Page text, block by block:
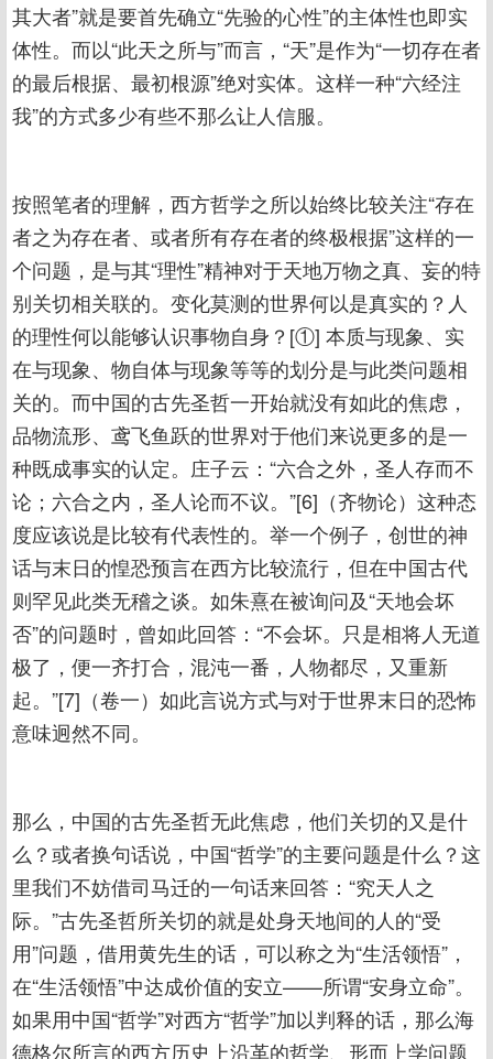
其大者”就是要首先确立“先验的心性”的主体性也即实
体性。而以“此天之所与”而言，“天”是作为“一切存在者
的最后根据、最初根源”绝对实体。这样一种“六经注
我”的方式多少有些不那么让人信服。
按照笔者的理解，西方哲学之所以始终比较关注“存在
者之为存在者、或者所有存在者的终极根据”这样的一
个问题，是与其“理性”精神对于天地万物之真、妄的特
别关切相关联的。变化莫测的世界何以是真实的？人
的理性何以能够认识事物自身？[①] 本质与现象、实
在与现象、物自体与现象等等的划分是与此类问题相
关的。而中国的古先圣哲一开始就没有如此的焦虑，
品物流形、鸢飞鱼跃的世界对于他们来说更多的是一
种既成事实的认定。庄子云：“六合之外，圣人存而不
论；六合之内，圣人论而不议。”[6]（齐物论）这种态
度应该说是比较有代表性的。举一个例子，创世的神
话与末日的惶恐预言在西方比较流行，但在中国古代
则罕见此类无稽之谈。如朱熹在被询问及“天地会坏
否”的问题时，曾如此回答：“不会坏。只是相将人无道
极了，便一齐打合，混沌一番，人物都尽，又重新
起。”[7]（卷一）如此言说方式与对于世界末日的恐怖
意味迥然不同。
那么，中国的古先圣哲无此焦虑，他们关切的又是什
么？或者换句话说，中国“哲学”的主要问题是什么？这
里我们不妨借司马迁的一句话来回答：“究天人之
际。”古先圣哲所关切的就是处身天地间的人的“受
用”问题，借用黄先生的话，可以称之为“生活领悟”，
在“生活领悟”中达成价值的安立——所谓“安身立命”。
如果用中国“哲学”对西方“哲学”加以判释的话，那么海
德格尔所言的西方历史上沿革的哲学、形而上学问题